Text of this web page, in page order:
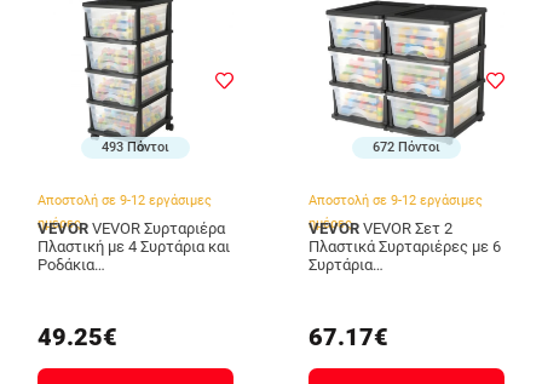
493 Πόντοι
Αποστολή σε 9-12 εργάσιμες
ημέρες
VEVOR
Πλαστική με 4 Συρτάρια και
Ροδάκια
49.25€
672 Πόντοι
Αποστολή σε 9-12 εργάσιμες
ημέρες
VEVOR
Πλαστικά Συρταριέρες με 6
Συρτάρια
67.17€